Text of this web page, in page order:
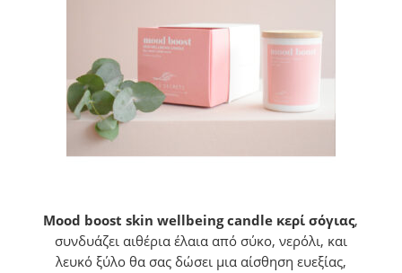
Mood boost skin wellbeing candle κερί σόγιας,
συνδυάζει αιθέρια έλαια από σύκο, νερόλι, και
λευκό ξύλο θα σας δώσει μια αίσθηση ευεξίας,